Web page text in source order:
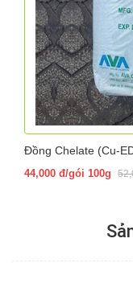
Đồng Chelate (Cu-
44,000 đ/gói 100g